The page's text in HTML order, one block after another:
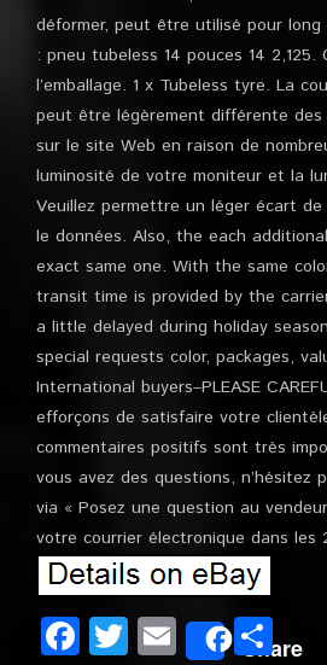
déformer, peut être utilisé pour
: pneu tubeless 14 pouces 14 2,125.
l’emballage. 1 x Tubeless tyre. La
peut être légèrement différente
sur le site Web en raison de
luminosité de votre moniteur et la
Veuillez permettre un léger écart de
le données. Also, the each
exact same one. With the same
transit time is provided by the
a little delayed during holiday
special requests color, packages,
International buyers–PLEASE
efforçons de satisfaire votre
commentaires positifs sont très
vous avez des questions, n’hésitez
via « Posez une question au
votre courrier électronique dans les
Facebook
Twitter
EmailShare